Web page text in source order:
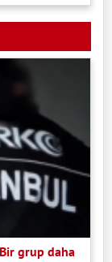
grup daha